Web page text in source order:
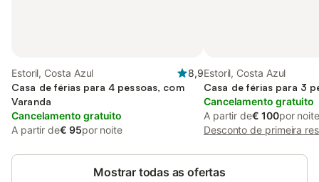
Estoril, Costa Azul
8,9
Casa de férias para 4 pessoas, com
Varanda
Cancelamento gratuito
A partir de€ 95por noite
Estoril, Costa Azul
Casa de férias para 3
Cancelamento gratuito
A partir de€ 100por noite
Desconto de primeira
Mostrar todas as ofertas